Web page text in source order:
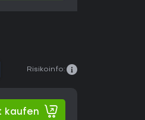
Risikoinfo:
kaufen